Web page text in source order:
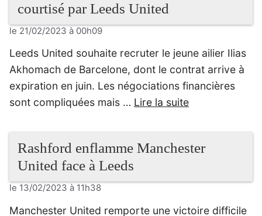
courtisé par Leeds United
le 21/02/2023 à 00h09
Leeds United souhaite recruter le jeune ailier Ilias
Akhomach de Barcelone, dont le contrat arrive à
expiration en juin. Les négociations financières
sont compliquées mais … Lire la suite
Rashford enflamme Manchester
United face à Leeds
le 13/02/2023 à 11h38
Manchester United remporte une victoire difficile